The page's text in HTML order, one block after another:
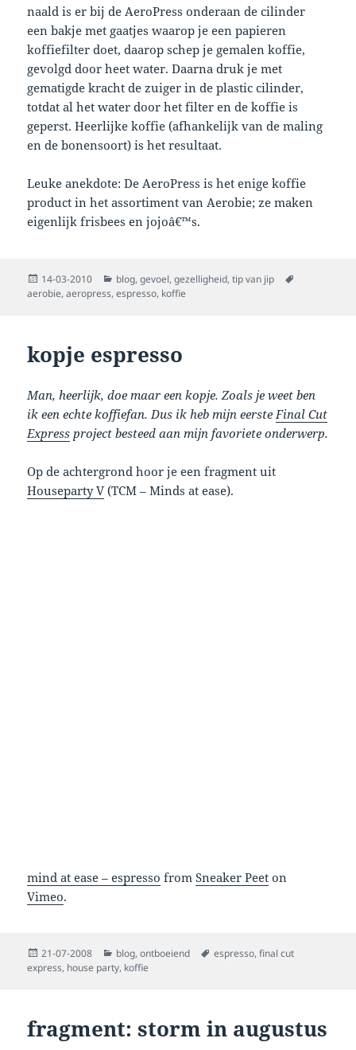
naald is er bij de AeroPress onderaan de cilinder
een bakje met gaatjes waarop je een papieren
koffiefilter doet, daarop schep je gemalen koffie,
gevolgd door heet water. Daarna druk je met
gematigde kracht de zuiger in de plastic cilinder,
totdat al het water door het filter en de koffie is
geperst. Heerlijke koffie (afhankelijk van de maling
en de bonensoort) is het resultaat.
Leuke anekdote: De AeroPress is het enige koffie
product in het assortiment van Aerobie; ze maken
eigenlijk frisbees en jojoâ€™s.
Posted
on
14-03-2010 Categories
blog,gevoel,gezelligheid,tip van jip
aerobie,aeropress,espresso, koffie
kopje espresso
Man, heerlijk, doe maar een kopje. Zoals je weet ben
ik een echte koffiefan. Dus ik heb mijn eerste Final Cut
Express project besteed aan mijn favoriete onderwerp.
Op de achtergrond hoor je een fragment uit
Houseparty V (TCM – Minds at ease).
mind at ease – espresso fromSneaker Peet on
Vimeo.
Posted
on
21-07-2008 Categories
blog,ontboeiend Tags
espresso,final cut
express, house party, koffie
fragment: storm in augustus